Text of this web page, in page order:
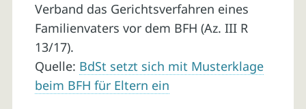
Verband das Gerichtsverfahren eines
Familienvaters vor dem BFH (Az. III R
13/17).
Quelle: BdSt setzt sich mit Musterklage
beim BFH für Eltern ein